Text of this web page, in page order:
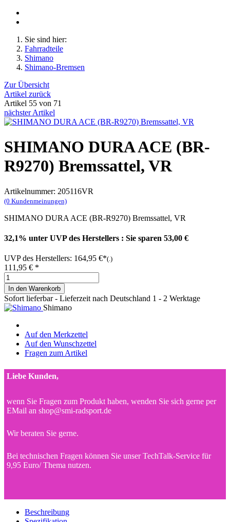
Sie sind hier:
Fahrradteile
Shimano
Shimano-Bremsen
Zur Übersicht
Artikel zurück
Artikel 55 von 71
nächster Artikel
SHIMANO DURA ACE (BR-
R9270) Bremssattel, VR
Artikelnummer: 205116VR
(0 Kundenmeinungen)
SHIMANO DURA ACE (BR-R9270) Bremssattel, VR
32,1% unter UVP des Herstellers : Sie sparen 53,00 €
UVP des Herstellers: 164,95 €*(.)
111,95 € *
In den Warenkorb
Sofort lieferbar - Lieferzeit nach Deutschland 1 - 2 Werktage
Shimano
Auf den Merkzettel
Auf den Wunschzettel
Fragen zum Artikel
Liebe Kunden,
wenn Sie Fragen zum Produkt haben, wenden Sie sich gerne per
EMail an shop@smi-radsport.de
Wir beraten Sie gerne.
Bei technischen Fragen können Sie unser TechTalk-Service für
9,95 Euro/ Thema nutzen.
Beschreibung